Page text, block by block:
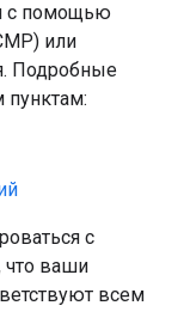
с помощью
или
Подробные
с
что ваши
всем